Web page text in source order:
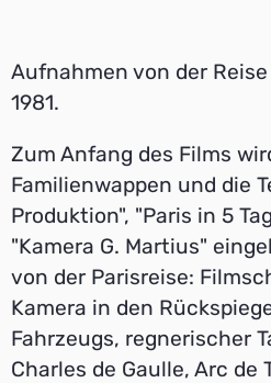
Aufnahmen von der
1981.
Zum Anfang des Films
Familienwappen und die
Produktion", "Paris in 5
"Kamera G. Martius"
von der Parisreise:
Kamera in den
Fahrzeugs, regnerischer
Charles de Gaulle, Arc de